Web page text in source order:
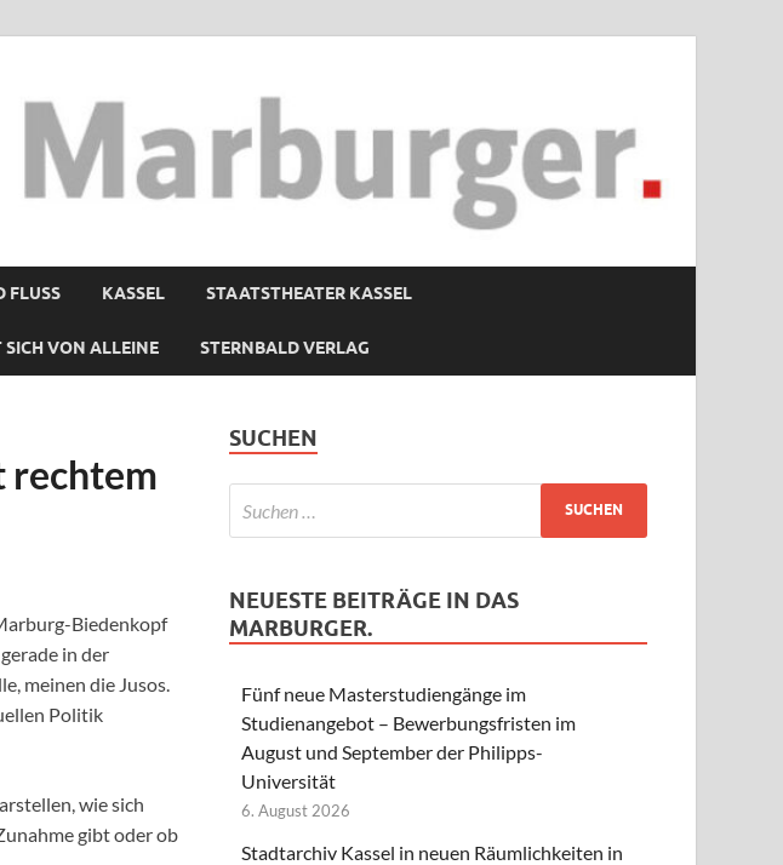
KASSEL STAATSTHEATER KASSEL
SICH VON ALLEINE STERNBALD VERLAG
rechtem
Biedenkopf
in der
meinen die Jusos.
Politik
wie sich
gibt oder ob
SUCHEN
NEUESTE BEITRÄGE IN DAS
MARBURGER.
Fünf neue Masterstudiengänge im
Studienangebot – Bewerbungsfristen im
August und September der Philipps-
Universität
6. August 2026
Stadtarchiv Kassel in neuen Räumlichkeiten in